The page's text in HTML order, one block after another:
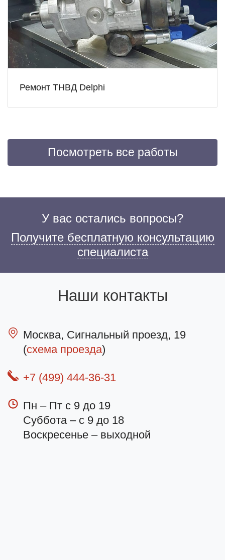
Ремонт ТНВД Delphi
Посмотреть все работы
У вас остались вопросы?
Получите бесплатную консультацию
специалиста
Наши контакты
Москва, Сигнальный проезд, 19
(схема проезда)
+7 (499) 444-36-31
Пн – Пт с 9 до 19
Суббота – с 9 до 18
Воскресенье – выходной